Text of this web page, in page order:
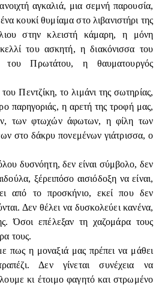
αγκαλιά, μια σεμνή παρουσία,
κουκί θυμίαμα στο λιβανιστήρι της
στην κλειστή κάμαρη, η μόνη
του ασκητή, η διακόνισσα του
Πρωτάτου, η θαυματουργός
Πεντζίκη, το λιμάνι της σωτηρίας,
παρηγοριάς, η αρετή της τροφή μας,
των φτωχών άφωτων, η φίλη των
στο δάκρυ πονεμένων γιάτρισσα, ο
δυσνόητη, δεν είναι σύμβολο, δεν
ξέρειπόσο αισιόδοξη να είναι,
από το προσκήνιο, εκεί που δεν
Δεν θέλει να δυσκολεύει κανένα,
Όσοι επέλεξαν τη χαζομάρα τους
τους.
πως η μοναξιά μας πρέπει να μάθει
Δεν γίνεται συνέχεια να
κι έτοιμο φαγητό και στρωμένο